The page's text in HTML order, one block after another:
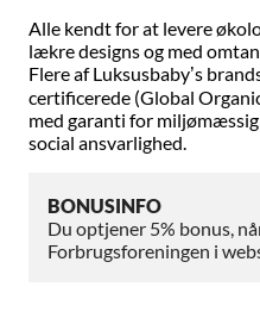
Alle kendt for at levere
lækre designs og med
Flere af Luksusbaby’s
certificerede (Global
med garanti for
social ansvarlighed.
BONUSINFO
Du optjener 5% bonus,
Forbrugsforeningen i